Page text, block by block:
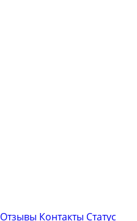
Отзывы Контакты Cтатус